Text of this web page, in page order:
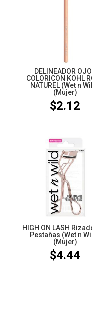
DELINEADOR
COLORICON KOHL
NATUREL (Wet n
(Mujer)
$2.12
HIGH ON LASH
Pestañas (Wet n
(Mujer)
$4.44